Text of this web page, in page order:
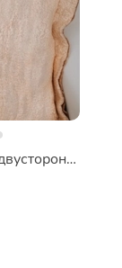
Подушка на диван двусторонняя Крем-брюле